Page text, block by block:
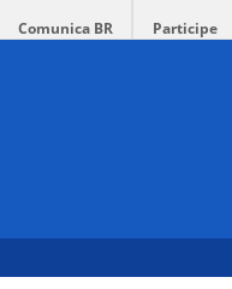
Comunica BR Participe